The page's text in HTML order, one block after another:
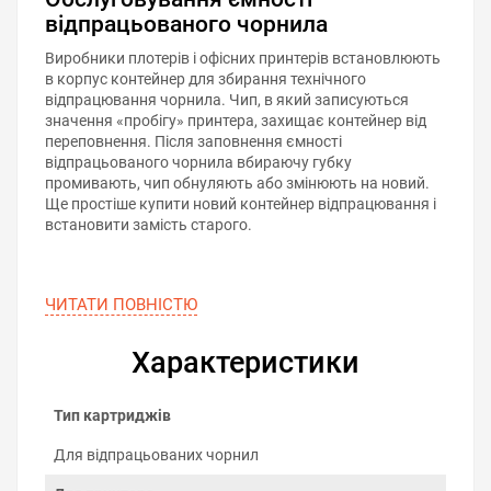
відпрацьованого чорнила
Виробники плотерів і офісних принтерів встановлюють
в корпус контейнер для збирання технічного
відпрацювання чорнила. Чип, в який записуються
значення «пробігу» принтера, захищає контейнер від
переповнення. Після заповнення ємності
відпрацьованого чорнила вбираючу губку
промивають, чип обнуляють або змінюють на новий.
Ще простіше купити новий контейнер відпрацювання і
встановити замість старого.
ЧИТАТИ ПОВНIСТЮ
Характеристики
Тип картриджів
Для відпрацьованих чорнил